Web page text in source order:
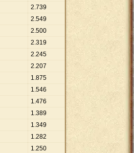
2.739
2.549
2.500
2.319
2.245
2.207
1.875
1.546
1.476
1.389
1.349
1.282
1.250